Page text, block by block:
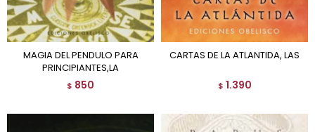
MAGIA DEL PENDULO PARA
PRINCIPIANTES,LA
$ 850
CARTAS DE LA ATLANTIDA, LAS
$ 1.390